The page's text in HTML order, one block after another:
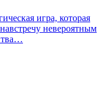
игра, которая
невероятным